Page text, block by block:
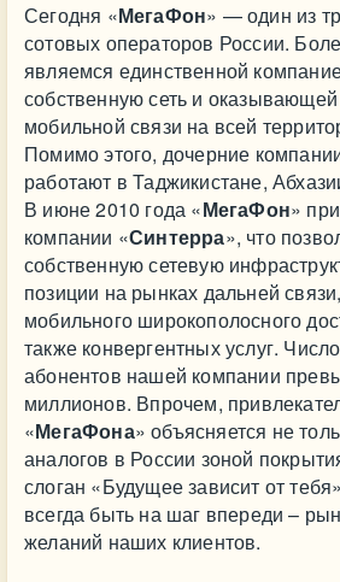
Сегодня «МегаФон» — один из
сотовых операторов России.
являемся единственной
собственную сеть и оказывающей
мобильной связи на всей
Помимо этого, дочерние
работают в Таджикистане,
В июне 2010 года «МегаФон»
компании «Синтерра», что
собственную сетевую
позиции на рынках дальней
мобильного широкополосного
также конвергентных услуг.
абонентов нашей компании
миллионов. Впрочем,
«МегаФона» объясняется не
аналогов в России зоной
слоган «Будущее зависит от
всегда быть на шаг впереди –
желаний наших клиентов.